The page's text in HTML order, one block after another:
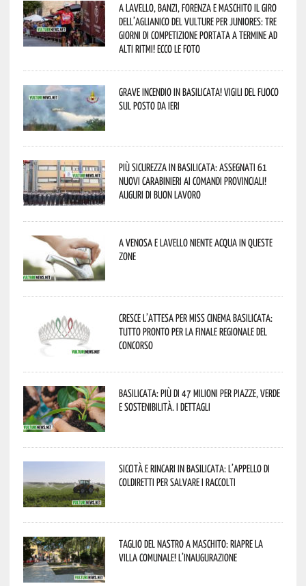
A Lavello, Banzi, Forenza e Maschito il Giro
dell’Aglianico del Vulture per juniores: tre
giorni di competizione portata a termine ad
alti ritmi! Ecco le foto
Grave incendio in Basilicata! Vigili del fuoco
sul posto da ieri
Più sicurezza in Basilicata: assegnati 61
nuovi Carabinieri ai Comandi provinciali!
Auguri di buon lavoro
A Venosa e Lavello niente acqua in queste
zone
Cresce l’attesa per Miss Cinema Basilicata:
tutto pronto per la finale regionale del
concorso
Basilicata: più di 47 milioni per piazze, verde
e sostenibilità. I dettagli
Siccità e rincari in Basilicata: l’appello di
Coldiretti per salvare i raccolti
Taglio del nastro a Maschito: riapre la
Villa Comunale! L’inaugurazione